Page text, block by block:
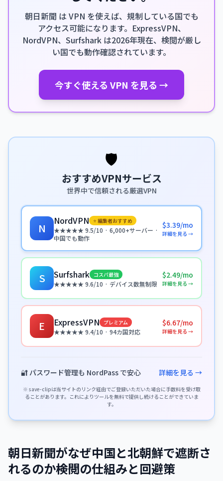
朝日新聞 は VPN を使えば、規制している国でも
アクセス可能になります。ExpressVPN、
NordVPN、Surfshark は2026年現在、検閲が厳し
い国でも動作確認されています。
今すぐ使える VPN を見る →
🛡️
おすすめVPNサービス
世界中で信頼される厳選VPN
N
NordVPN ⭐ 編集者おすすめ
★★★★★ 9.5/10 · 6,000+サーバー ·
中国でも動作
$3.39/mo
詳細を見る →
S Surfshark コスパ最強
★★★★★ 9.6/10 · デバイス数無制限
$2.49/mo
詳細を見る →
E ExpressVPN プレミアム
★★★★★ 9.4/10 · 94カ国対応
$6.67/mo
詳細を見る →
🔐 パスワード管理も NordPass で安心 詳細を見る →
※ save-clipは当サイトのリンク経由でご登録いただいた場合に手数料を受け取
ることがあります。これによりツールを無料で提供し続けることができていま
す。
朝日新聞がなぜ中国と北朝鮮で遮断さ
れるのか――検閲の仕組みと回避策